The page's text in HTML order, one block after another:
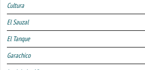
Cultura
El Sauzal
El Tanque
Garachico